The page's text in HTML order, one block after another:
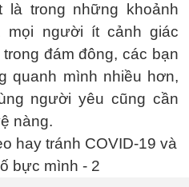
là trong những khoảnh
mọi người ít cảnh giác
đám đông, các bạn
quanh mình nhiều hơn,
người yêu cũng cần
nàng.